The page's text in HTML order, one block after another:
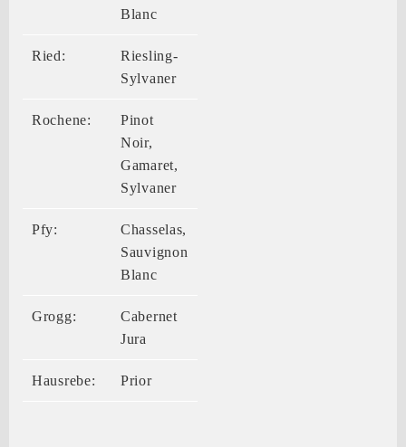
Blanc
Ried:
Riesling-
Sylvaner
Rochene:
Pinot
Noir,
Gamaret,
Sylvaner
Pfy:
Chasselas,
Sauvignon
Blanc
Grogg:
Cabernet
Jura
Hausrebe: Prior